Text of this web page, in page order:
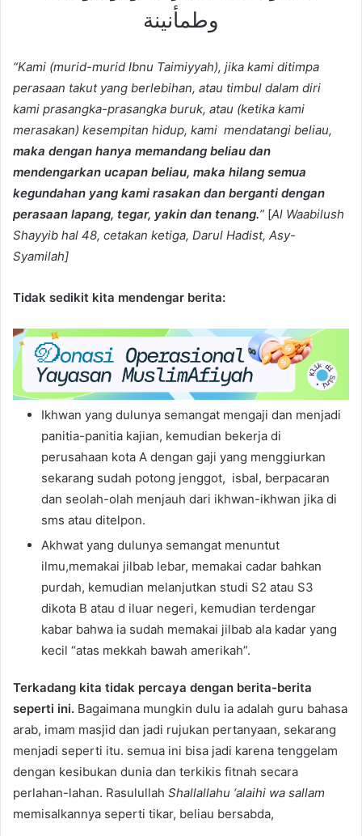
وطمأنينة
“Kami (murid-murid Ibnu Taimiyyah), jika kami ditimpa
perasaan takut yang berlebihan, atau timbul dalam diri
kami prasangka-prasangka buruk, atau (ketika kami
merasakan) kesempitan hidup, kami mendatangi beliau,
maka dengan hanya memandang beliau dan
mendengarkan ucapan beliau, maka hilang semua
kegundahan yang kami rasakan dan berganti dengan
perasaan lapang, tegar, yakin dan tenang.” [Al Waabilush
Shayyib hal 48, cetakan ketiga, Darul Hadist, Asy-
Syamilah]
Tidak sedikit kita mendengar berita:
Ikhwan yang dulunya semangat mengaji dan menjadi
panitia-panitia kajian, kemudian bekerja di
perusahaan kota A dengan gaji yang menggiurkan
sekarang sudah potong jenggot, isbal, berpacaran
dan seolah-olah menjauh dari ikhwan-ikhwan jika di
sms atau ditelpon.
Akhwat yang dulunya semangat menuntut
ilmu,memakai jilbab lebar, memakai cadar bahkan
purdah, kemudian melanjutkan studi S2 atau S3
dikota B atau d iluar negeri, kemudian terdengar
kabar bahwa ia sudah memakai jilbab ala kadar yang
kecil “atas mekkah bawah amerikah”.
Terkadang kita tidak percaya dengan berita-berita
seperti ini. Bagaimana mungkin dulu ia adalah guru bahasa
arab, imam masjid dan jadi rujukan pertanyaan, sekarang
menjadi seperti itu. semua ini bisa jadi karena tenggelam
dengan kesibukan dunia dan terkikis fitnah secara
perlahan-lahan. Rasulullah Shallallahu ‘alaihi wa sallam
memisalkannya seperti tikar, beliau bersabda,